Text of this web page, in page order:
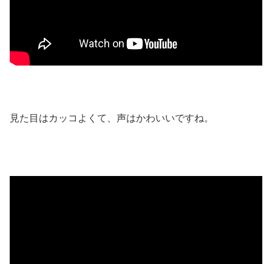
見た目はカッコよくて、声はかわいいですね。